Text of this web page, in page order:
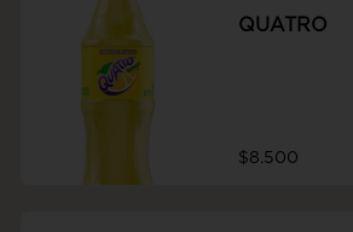
QUATRO
$8.500